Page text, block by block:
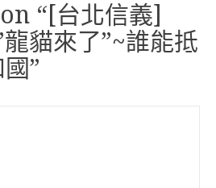
“ [台北信義]
貓來了”~誰能抵
”